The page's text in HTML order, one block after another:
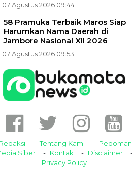
07 Agustus 2026 09:44
58 Pramuka Terbaik Maros Siap
Harumkan Nama Daerah di
Jambore Nasional XII 2026
07 Agustus 2026 09:53
Redaksi Tentang Kami
Pedoman
Siber
Kontak
Disclaimer
Privacy Policy